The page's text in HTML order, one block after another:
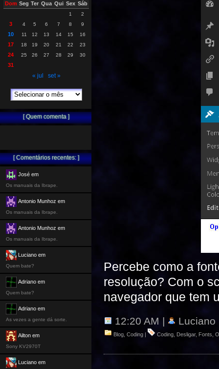
Percebe como a
resolução? Com o
navegador que tem
12:20 AM |
Blog ,Coding | Coding Desligar, Fonts ,
Dom Seg Ter Qua Qui Sex Sáb
1 2
3 4 5 6 7 8 9
10 11 12 13 14 15 16
17 18 19 20 21 22 23
24 25 26 27 28 29 30
31
« jul set »
[ Quem comenta ]
[ Comentários recentes: ]
José em
Os manuais da Ibrape.
Antonio Munhoz em
Os manuais da Ibrape.
Antonio Munhoz em
Os manuais da Ibrape.
Luciano em
Quem bate?
Adriano em
Quem bate?
Adriano em
As vezes a gente dá sorte.
Ailton em
Sony KV2970T
Luciano em